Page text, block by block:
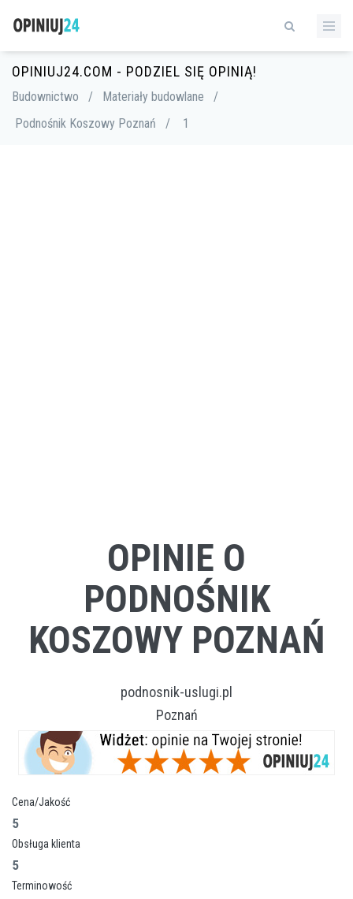
OPINIUJ24.COM - PODZIEL SIĘ OPINIĄ!
Budownictwo / Materiały budowlane
/
Podnośnik Koszowy Poznań
/ 1
OPINIE O
PODNOŚNIK
KOSZOWY POZNAŃ
podnosnik-uslugi.pl
Poznań
Cena/Jakość
5
Obsługa klienta
5
Terminowość